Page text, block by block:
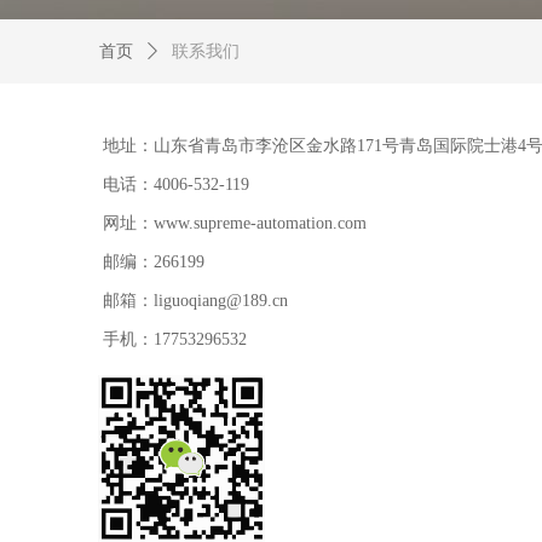
地址： 山东省青岛市李沧区金水路171号青岛国际院士港4
电话： 4006-532-119
网址： www.supreme-automation.com
邮编： 266199
邮箱： liguoqiang@189.cn
手机： 17753296532
首页 ꄲ 联系我们